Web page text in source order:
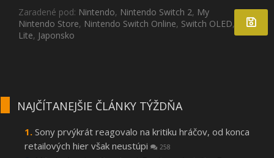
Zaradené pod: Nintendo, Nintendo Switch 2, My
Nintendo Store, Nintendo Switch Online, Switch OLED,
Switch
Lite, Japonsko
NAJČÍTANEJŠIE ČLÁNKY TÝŽDŇA
Sony prvýkrát reagovalo na kritiku hráčov, od konca
retailových hier však neustúpi
258